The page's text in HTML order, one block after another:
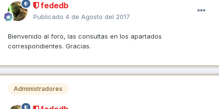
fededb
Publicado 4 de Agosto del 2017
Bienvenido al foro, las consultas en los apartados
correspondientes. Gracias.
Administradores